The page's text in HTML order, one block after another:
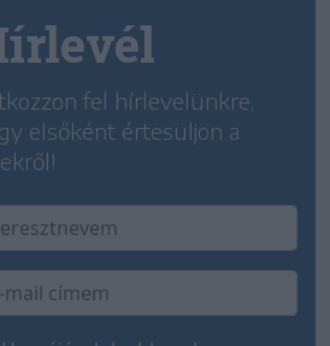
fel hírlevelünkre,
elsőként értesüljön a